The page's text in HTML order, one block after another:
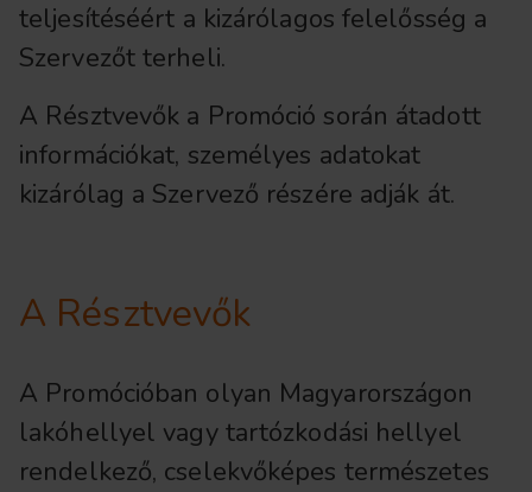
teljesítéséért a kizárólagos felelősség a
Szervezőt terheli.
A Résztvevők a Promóció során átadott
információkat, személyes adatokat
kizárólag a Szervező részére adják át.
A Résztvevők
A Promócióban olyan Magyarországon
lakóhellyel vagy tartózkodási hellyel
rendelkező, cselekvőképes természetes